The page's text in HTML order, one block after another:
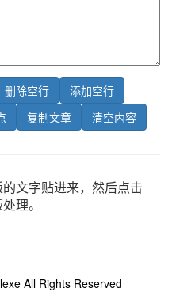
文字贴进来，然后点击
理。
All Rights Reserved